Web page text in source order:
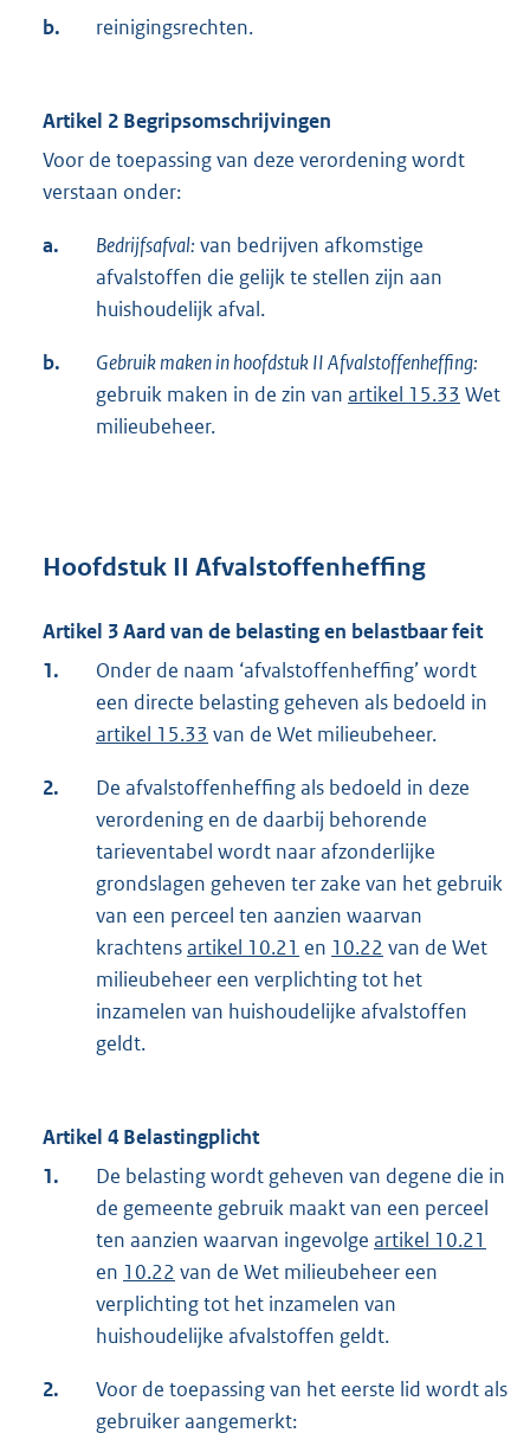
b. reinigingsrechten.
Artikel 2 Begripsomschrijvingen
Voor de toepassing van deze verordening wordt
verstaan onder:
a. Bedrijfsafval: van bedrijven afkomstige
afvalstoffen die gelijk te stellen zijn aan
huishoudelijk afval.
b.
Gebruik maken in hoofdstuk II Afvalstoffenheffing:
gebruik maken in de zin van artikel 15.33 Wet
milieubeheer.
Hoofdstuk II Afvalstoffenheffing
Artikel 3 Aard van de belasting en belastbaar feit
1.
Onder de naam ‘afvalstoffenheffing’ wordt
een directe belasting geheven als bedoeld in
artikel 15.33 van de Wet milieubeheer.
2.
De afvalstoffenheffing als bedoeld in deze
verordening en de daarbij behorende
tarieventabel wordt naar afzonderlijke
grondslagen geheven ter zake van het gebruik
van een perceel ten aanzien waarvan
krachtensartikel 10.21 en 10.22 van de Wet
milieubeheer een verplichting tot het
inzamelen van huishoudelijke afvalstoffen
geldt.
Artikel 4 Belastingplicht
1.
De belasting wordt geheven van degene die in
de gemeente gebruik maakt van een perceel
ten aanzien waarvan ingevolge artikel 10.21
en 10.22 van de Wet milieubeheer een
verplichting tot het inzamelen van
huishoudelijke afvalstoffen geldt.
2.
Voor de toepassing van het eerste lid wordt als
gebruiker aangemerkt: